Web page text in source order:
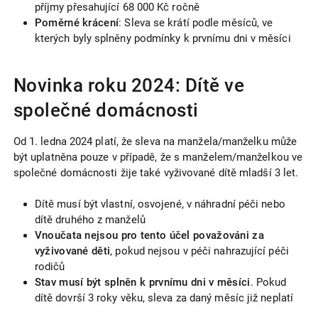
příjmy přesahující 68 000 Kč ročně
Poměrné krácení: Sleva se krátí podle měsíců, ve
kterých byly splněny podmínky k prvnímu dni v měsíci
Novinka roku 2024: Dítě ve
společné domácnosti
Od 1. ledna 2024 platí, že sleva na manžela/manželku může
být uplatněna pouze v případě, že s manželem/manželkou ve
společné domácnosti žije také vyživované dítě mladší 3 let.
Dítě musí být vlastní, osvojené, v náhradní péči nebo
dítě druhého z manželů
Vnoučata nejsou pro tento účel považováni za
vyživované děti, pokud nejsou v péči nahrazující péči
rodičů
Stav musí být splněn k prvnímu dni v měsíci. Pokud
dítě dovrší 3 roky věku, sleva za daný měsíc již neplatí